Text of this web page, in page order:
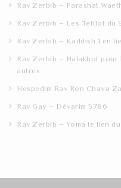
Rav Zerbib – Parashat
Rav Zerbib – Les Tefilot du
Rav Zerbib – Kaddish 1 en
Rav Zerbib – Halakhot pour
autres
Hespedim Rav Ron Chaya
Rav Gay – Dévarim 5786
Rav Zerbib – Yoma le lien